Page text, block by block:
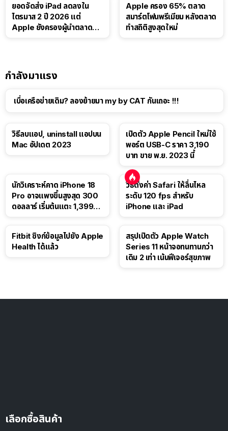
ยอดจัดส่ง iPad ลดลงใน
ไตรมาส 2 ปี 2026 แต่
Apple ยังครองผู้นำตลาด
Apple ครอง 65% ตลาด
สมาร์ตโฟนพรีเมียม หลังตลาด
ทำสถิติสูงสุดใหม่
กำลังมาแรง
เบื่อเครือข่ายเดิม? ลองย้ายมา my by CAT กันเถอะ !!!
วิธีลบแอป, uninstall แอปบน
Mac อัปเดต 2023
เปิดตัว Apple Pencil ใหม่ใช้
พอร์ต USB-C ราคา 3,190
บาท ขาย พ.ย. 2023 นี้
นักวิเคราะห์คาด iPhone 18
Pro อาจแพงขึ้นสูงสุด 300
ดอลลาร์ เริ่มต้นแตะ 1,399
วิธีตั้งค่า Safari ให้ลื่นไหล
ระดับ 120 fps สำหรับ
iPhone และ iPad
Fitbit ซิงก์ข้อมูลไปยัง Apple
Health ได้แล้ว
สรุปเปิดตัว Apple Watch
Series 11 หน้าจอทนทานกว่า
เดิม 2 เท่า เน้นฟีเจอร์สุขภาพ
เลือกซื้อสินค้า